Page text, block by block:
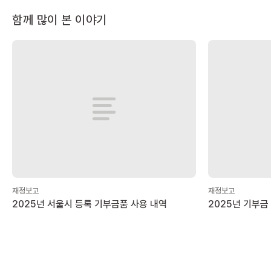
함께 많이 본 이야기
재정보고
2025년 서울시 등록 기부금품 사용 내역
재정보고
2025년 기부금